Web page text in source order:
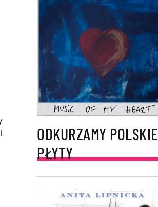
ODKURZAMY POLSKIE
PŁYTY